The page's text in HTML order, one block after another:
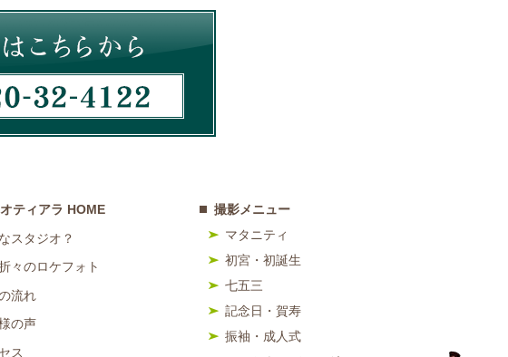
ティアラ HOME
スタジオ？
々のロケフォト
流れ
の声
ス
撮影メニュー
マタニティ
初宮・初誕生
七五三
記念日・賀寿
振袖・成人式